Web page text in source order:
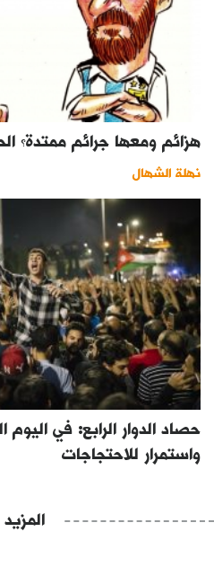
هزائم ومعها جرائم ممتدة؟
نهلة الشهال
حصاد الدوار الرابع: في اليوم
واستمرار للاحتجاجات
المزيد